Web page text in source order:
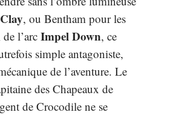
, ou Bentham pour les
l’arc Impel Down, ce
simple antagoniste,
de l’aventure. Le
des Chapeaux de
de Crocodile ne se